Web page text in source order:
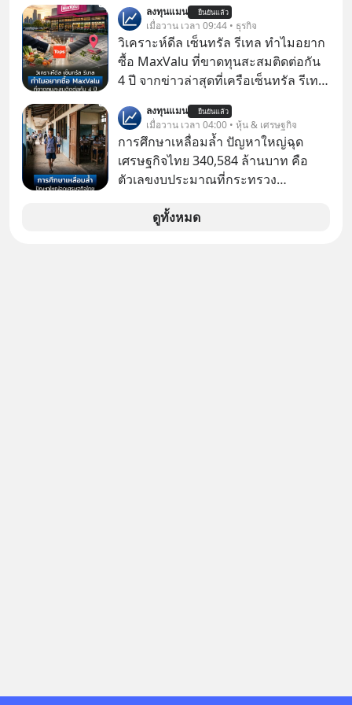
ทันที มาฟัง “ป้าเก๋าเล่ากลโกง” เพื่อรู้ทัน
มุกหลอกลวงในคราบความน่าเชื่อถือ
กันค่ะ #แก้เกมกลโกง #ป้าเก๋าเล่ากล
โกง #LivesSustainably #อยู่อย่าง
ยั่งยืน #CyberSecurity #ป้าเก๋า
#FraudEducation #FinancialLiteracy
#DigitalBankWithHumanTouch
ลงทุนแมน ยืนยันแล้ว
เมื่อวาน เวลา 09:44 • ธุรกิจ
วิเคราะห์ดีล เซ็นทรัล รีเทล ทำไมอยาก
ซื้อ MaxValu ที่ขาดทุนสะสมติดต่อกัน
4 ปี จากข่าวล่าสุดที่เครือเซ็นทรัล รีเทล
เปอร์มาร์เก็ต MaxValu ในประเทศไทย
ที่มีอยู่ทั้งหมด 30 สาขา และจะเปลี่ยน
MaxValu เป็นแบรนด์ Tops ทั้งหมด
ลงทุนแมน ยืนยันแล้ว
เมื่อวาน เวลา 04:00 • หุ้น & เศรษฐกิจ
การศึกษาเหลื่อมล้ำ ปัญหาใหญ่ฉุด
เศรษฐกิจไทย 340,584 ล้านบาท คือ
ตัวเลขงบประมาณที่กระทรวง
รายจ่ายประจำปี 2568 ซึ่งมากที่สุดเป็น
ดูทั้งหมด